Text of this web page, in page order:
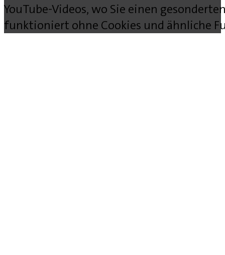
YouTube-Videos, wo Sie einen
funktioniert ohne Cookies und ähnliche